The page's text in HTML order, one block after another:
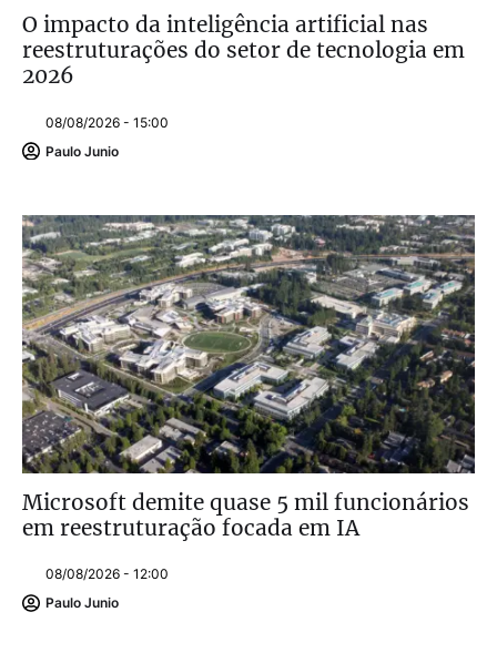
O impacto da inteligência artificial nas
reestruturações do setor de tecnologia em
2026
08/08/2026 - 15:00
Paulo Junio
Microsoft demite quase 5 mil funcionários
em reestruturação focada em IA
08/08/2026 - 12:00
Paulo Junio